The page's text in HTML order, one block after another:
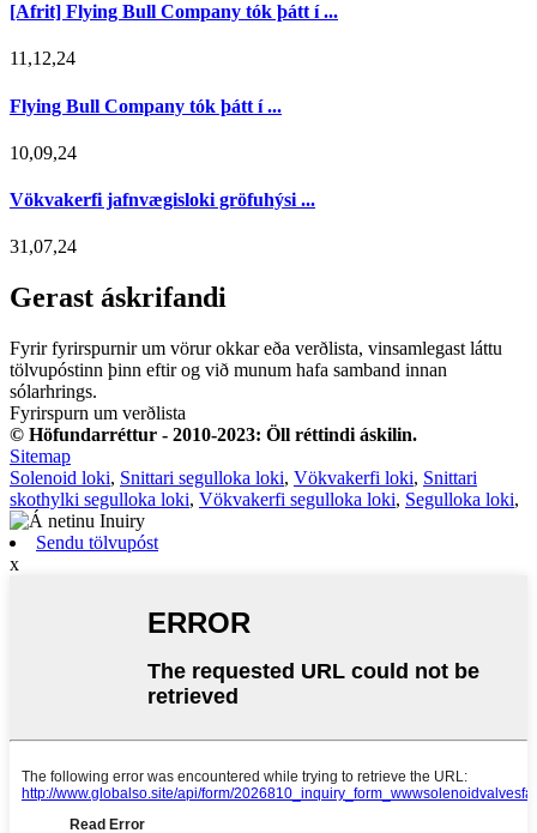
[Afrit] Flying Bull Company tók þátt í ...
11,12,24
Flying Bull Company tók þátt í ...
10,09,24
Vökvakerfi jafnvægisloki gröfuhýsi ...
31,07,24
Gerast áskrifandi
Fyrir fyrirspurnir um vörur okkar eða verðlista, vinsamlegast láttu
tölvupóstinn þinn eftir og við munum hafa samband innan
sólarhrings.
Fyrirspurn um verðlista
© Höfundarréttur - 2010-2023: Öll réttindi áskilin.
Sitemap
Solenoid loki, Snittari segulloka loki, Vökvakerfi loki, Snittari
skothylki segulloka loki, Vökvakerfi segulloka loki, Segulloka loki,
Sendu tölvupóst
x